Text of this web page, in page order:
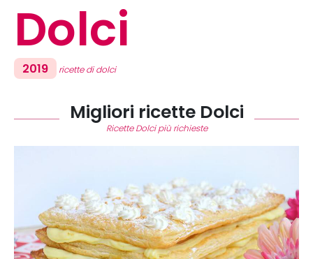
Dolci
2019 ricette di dolci
Migliori ricette Dolci
Ricette Dolci più richieste